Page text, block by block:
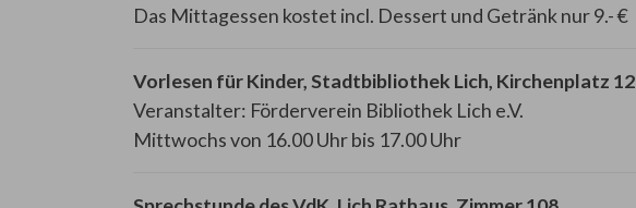
Das Mittagessen kostet incl. Dessert und Getränk nur 9.- €
Vorlesen für Kinder, Stadtbibliothek Lich, Kirchenplatz 12
Veranstalter: Förderverein Bibliothek Lich e.V.
Mittwochs von 16.00 Uhr bis 17.00 Uhr